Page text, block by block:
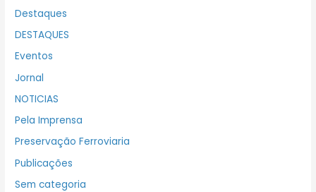
Destaques
DESTAQUES
Eventos
Jornal
NOTICIAS
Pela Imprensa
Preservação Ferroviaria
Publicações
Sem categoria